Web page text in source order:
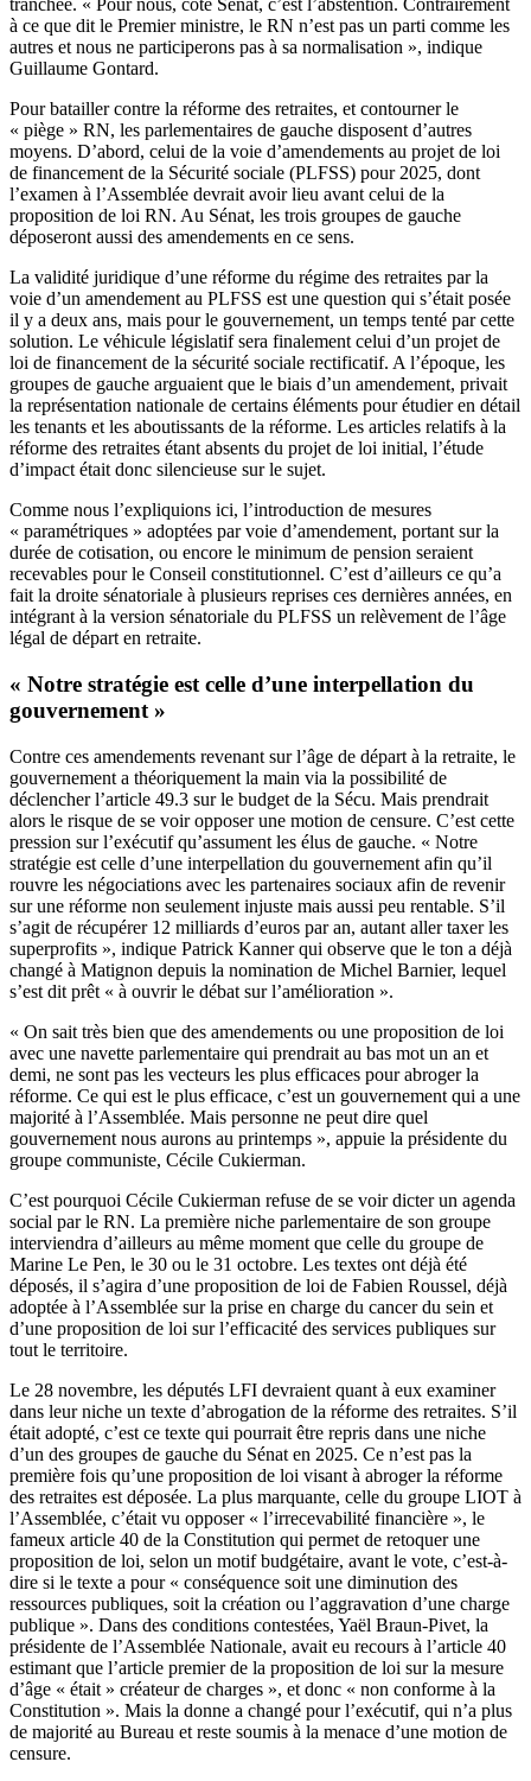
tranchée. « Pour nous, côté Sénat, c’est l’abstention. Contrairement
à ce que dit le Premier ministre, le RN n’est pas un parti comme les
autres et nous ne participerons pas à sa normalisation », indique
Guillaume Gontard.
Pour batailler contre la réforme des retraites, et contourner le
« piège » RN, les parlementaires de gauche disposent d’autres
moyens. D’abord, celui de la voie d’amendements au projet de loi
de financement de la Sécurité sociale (PLFSS) pour 2025, dont
l’examen à l’Assemblée devrait avoir lieu avant celui de la
proposition de loi RN. Au Sénat, les trois groupes de gauche
déposeront aussi des amendements en ce sens.
La validité juridique d’une réforme du régime des retraites par la
voie d’un amendement au PLFSS est une question qui s’était posée
il y a deux ans, mais pour le gouvernement, un temps tenté par cette
solution. Le véhicule législatif sera finalement celui d’un projet de
loi de financement de la sécurité sociale rectificatif. A l’époque, les
groupes de gauche arguaient que le biais d’un amendement, privait
la représentation nationale de certains éléments pour étudier en détail
les tenants et les aboutissants de la réforme. Les articles relatifs à la
réforme des retraites étant absents du projet de loi initial, l’étude
d’impact était donc silencieuse sur le sujet.
Comme nous l’expliquions ici, l’introduction de mesures
« paramétriques » adoptées par voie d’amendement, portant sur la
durée de cotisation, ou encore le minimum de pension seraient
recevables pour le Conseil constitutionnel. C’est d’ailleurs ce qu’a
fait la droite sénatoriale à plusieurs reprises ces dernières années, en
intégrant à la version sénatoriale du PLFSS un relèvement de l’âge
légal de départ en retraite.
« Notre stratégie est celle d’une interpellation du
gouvernement »
Contre ces amendements revenant sur l’âge de départ à la retraite, le
gouvernement a théoriquement la main via la possibilité de
déclencher l’article 49.3 sur le budget de la Sécu. Mais prendrait
alors le risque de se voir opposer une motion de censure. C’est cette
pression sur l’exécutif qu’assument les élus de gauche. « Notre
stratégie est celle d’une interpellation du gouvernement afin qu’il
rouvre les négociations avec les partenaires sociaux afin de revenir
sur une réforme non seulement injuste mais aussi peu rentable. S’il
s’agit de récupérer 12 milliards d’euros par an, autant aller taxer les
superprofits », indique Patrick Kanner qui observe que le ton a déjà
changé à Matignon depuis la nomination de Michel Barnier, lequel
s’est dit prêt « à ouvrir le débat sur l’amélioration ».
« On sait très bien que des amendements ou une proposition de loi
avec une navette parlementaire qui prendrait au bas mot un an et
demi, ne sont pas les vecteurs les plus efficaces pour abroger la
réforme. Ce qui est le plus efficace, c’est un gouvernement qui a une
majorité à l’Assemblée. Mais personne ne peut dire quel
gouvernement nous aurons au printemps », appuie la présidente du
groupe communiste, Cécile Cukierman.
C’est pourquoi Cécile Cukierman refuse de se voir dicter un agenda
social par le RN. La première niche parlementaire de son groupe
interviendra d’ailleurs au même moment que celle du groupe de
Marine Le Pen, le 30 ou le 31 octobre. Les textes ont déjà été
déposés, il s’agira d’une proposition de loi de Fabien Roussel, déjà
adoptée à l’Assemblée sur la prise en charge du cancer du sein et
d’une proposition de loi sur l’efficacité des services publiques sur
tout le territoire.
Le 28 novembre, les députés LFI devraient quant à eux examiner
dans leur niche un texte d’abrogation de la réforme des retraites. S’il
était adopté, c’est ce texte qui pourrait être repris dans une niche
d’un des groupes de gauche du Sénat en 2025. Ce n’est pas la
première fois qu’une proposition de loi visant à abroger la réforme
des retraites est déposée. La plus marquante, celle du groupe LIOT à
l’Assemblée, c’était vu opposer « l’irrecevabilité financière », le
fameux article 40 de la Constitution qui permet de retoquer une
proposition de loi, selon un motif budgétaire, avant le vote, c’est-à-
dire si le texte a pour « conséquence soit une diminution des
ressources publiques, soit la création ou l’aggravation d’une charge
publique ». Dans des conditions contestées, Yaël Braun-Pivet, la
présidente de l’Assemblée Nationale, avait eu recours à l’article 40
estimant que l’article premier de la proposition de loi sur la mesure
d’âge « était » créateur de charges », et donc « non conforme à la
Constitution ». Mais la donne a changé pour l’exécutif, qui n’a plus
de majorité au Bureau et reste soumis à la menace d’une motion de
censure.